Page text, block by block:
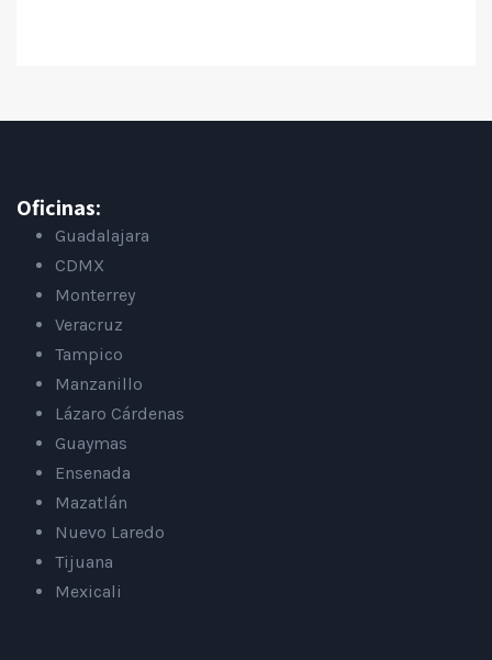
Oficinas:
Guadalajara
CDMX
Monterrey
Veracruz
Tampico
Manzanillo
Lázaro Cárdenas
Guaymas
Ensenada
Mazatlán
Nuevo Laredo
Tijuana
Mexicali